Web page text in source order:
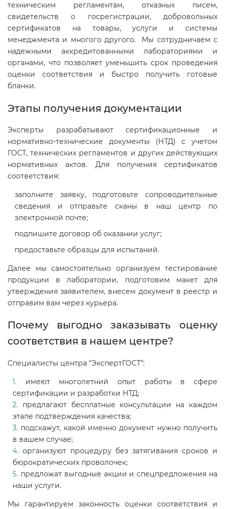
техническим регламентам, отказных писем,
свидетельств о госрегистрации, добровольных
сертификатов на товары, услуги и системы
менеджмента и многого другого. Мы сотрудничаем с
надежными аккредитованными лабораториями и
органами, что позволяет уменьшить срок проведения
оценки соответствия и быстро получить готовые
бланки.
Этапы получения документации
Эксперты разрабатывают сертификационные и
нормативно-технические документы (НТД) с учетом
ГОСТ, технических регламентов и других действующих
нормативных актов. Для получения сертификатов
соответствия:
заполните заявку, подготовьте сопроводительные
сведения и отправьте сканы в наш центр по
электронной почте;
подпишите договор об оказании услуг;
предоставьте образцы для испытаний.
Далее мы самостоятельно организуем тестирование
продукции в лаборатории, подготовим макет для
утверждения заявителем, внесем документ в реестр и
отправим вам через курьера.
Почему выгодно заказывать оценку
соответствия в нашем центре?
Специалисты центра “ЭкспертГОСТ”:
имеют многолетний опыт работы в сфере
сертификации и разработки НТД;
предлагают бесплатные консультации на каждом
этапе подтверждения качества;
подскажут, какой именно документ нужно получить
в вашем случае;
организуют процедуру без затягивания сроков и
бюрократических проволочек;
предложат выгодные акции и спецпредложения на
наши услуги.
Мы гарантируем законность оценки соответствия и